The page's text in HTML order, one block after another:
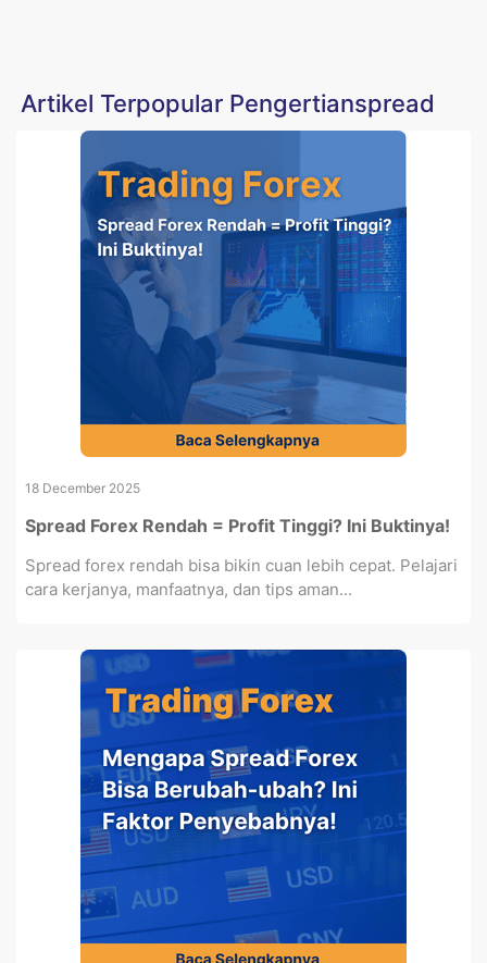
Artikel Terpopular Pengertianspread
18 December 2025
Spread Forex Rendah = Profit Tinggi? Ini Buktinya!
Spread forex rendah bisa bikin cuan lebih cepat. Pelajari
cara kerjanya, manfaatnya, dan tips aman...